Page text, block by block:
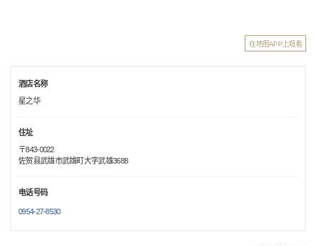
在地图APP上观看
酒店名称
星之华
住址
〒843-0022
佐贺县武雄市武雄町大字武雄3688
电话号码
0954-27-8530